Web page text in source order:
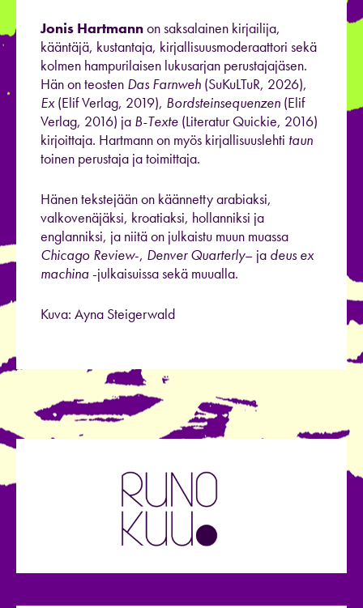
Jonis Hartmannon saksalainen kirjailija,
kääntäjä, kustantaja, kirjallisuusmoderaattori sekä
kolmen hampurilaisen lukusarjan perustajajäsen.
Hän on teosten Das Farnweh (SuKuLTuR, 2026),
Ex(Elif Verlag, 2019), Bordsteinsequenzen (Elif
Verlag, 2016) ja B-Texte (Literatur Quickie, 2016)
kirjoittaja. Hartmann on myös kirjallisuuslehti taun
toinen perustaja ja toimittaja.
Hänen tekstejään on käännetty arabiaksi,
valkovenäjäksi, kroatiaksi, hollanniksi ja
englanniksi, ja niitä on julkaistu muun muassa
Chicago Review-, Denver Quarterly– ja deus ex
machina-julkaisuissa sekä muualla.
Kuva: Ayna Steigerwald